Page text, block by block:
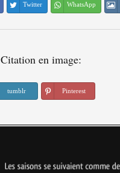
Twitter WhatsApp
Citation en image:
tumblr Pinterest